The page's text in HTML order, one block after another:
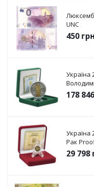
UNC
450
Україна
178 846
Україна
Рак
29 798